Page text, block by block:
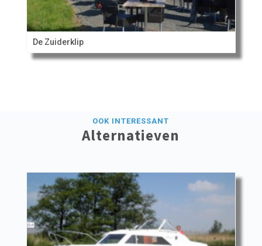
De Zuiderklip
OOK INTERESSANT
Alternatieven